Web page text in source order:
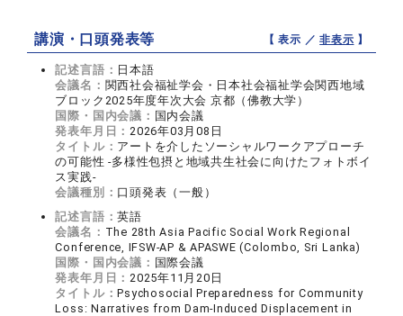
講演・口頭発表等 【 表示 ／非表示 】
記述言語： 日本語
会議名： 関西社会福祉学会・日本社会福祉学会関西地域
ブロック2025年度年次大会 京都（佛教大学）
国際・国内会議： 国内会議
発表年月日：2026年03月08日
タイトル： アートを介したソーシャルワークアプローチ
の可能性 -多様性包摂と地域共生社会に向けたフォトボイ
ス実践-
会議種別： 口頭発表（一般）
記述言語：英語
会議名： The 28th Asia Pacific Social Work Regional
Conference, IFSW-AP & APASWE (Colombo, Sri Lanka)
国際・国内会議： 国際会議
発表年月日：2025年11月20日
タイトル：Psychosocial Preparedness for Community
Loss: Narratives from Dam-Induced Displacement in